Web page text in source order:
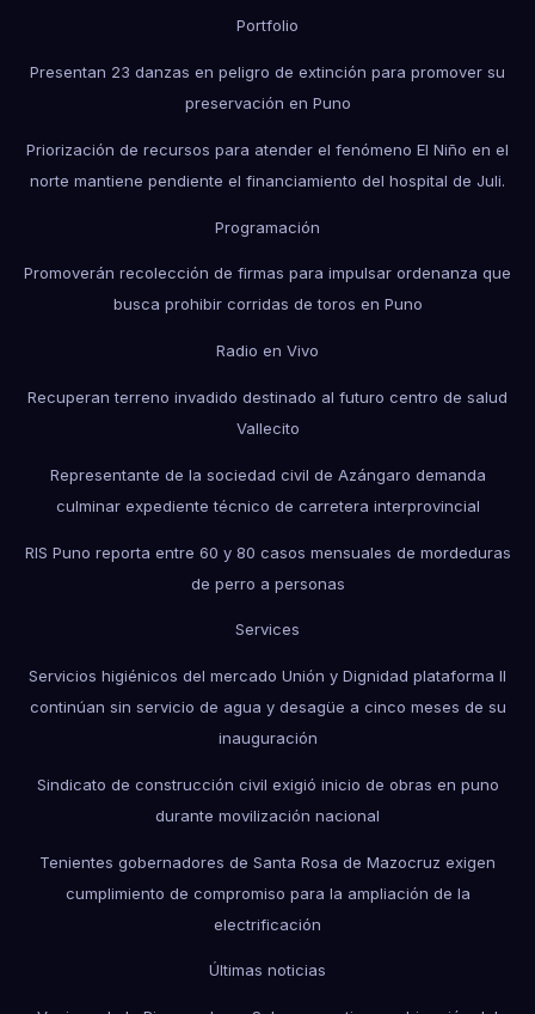
Portfolio
Presentan 23 danzas en peligro de extinción para promover su
preservación en Puno
Priorización de recursos para atender el fenómeno El Niño en el
norte mantiene pendiente el financiamiento del hospital de Juli.
Programación
Promoverán recolección de firmas para impulsar ordenanza que
busca prohibir corridas de toros en Puno
Radio en Vivo
Recuperan terreno invadido destinado al futuro centro de salud
Vallecito
Representante de la sociedad civil de Azángaro demanda
culminar expediente técnico de carretera interprovincial
RIS Puno reporta entre 60 y 80 casos mensuales de mordeduras
de perro a personas
Services
Servicios higiénicos del mercado Unión y Dignidad plataforma II
continúan sin servicio de agua y desagüe a cinco meses de su
inauguración
Sindicato de construcción civil exigió inicio de obras en puno
durante movilización nacional
Tenientes gobernadores de Santa Rosa de Mazocruz exigen
cumplimiento de compromiso para la ampliación de la
electrificación
Últimas noticias